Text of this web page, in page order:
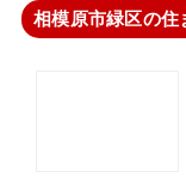
相模原市緑区の住